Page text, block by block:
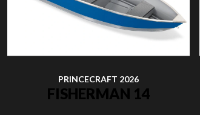
PRINCECRAFT 2026
FISHERMAN 14